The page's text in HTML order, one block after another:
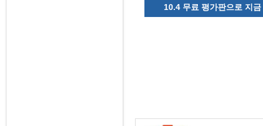
10.4 무료 평가판으로 지